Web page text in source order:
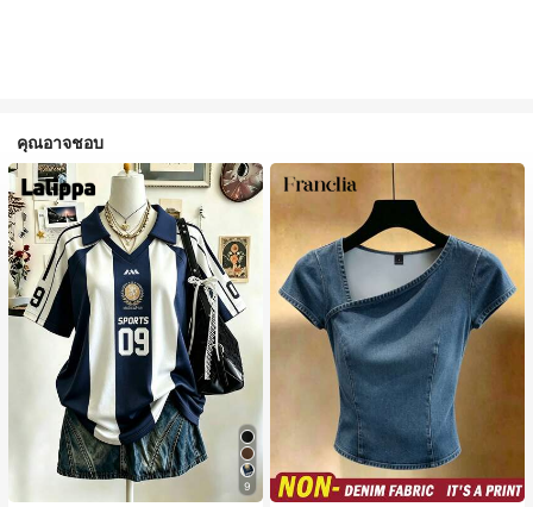
คุณอาจชอบ
9
#1 ขายดี ใน ธรรมดา เสื้อผู้หญิง
เกือบหมดแล้ว!